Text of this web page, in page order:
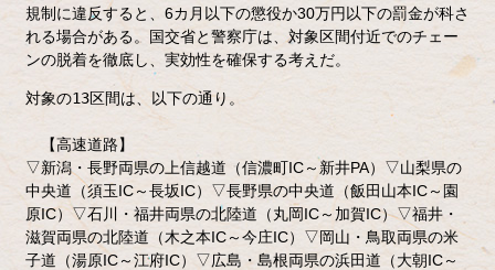
規制に違反すると、6カ月以下の懲役か30万円以下の罰金が科さ
れる場合がある。国交省と警察庁は、対象区間付近でのチェー
ンの脱着を徹底し、実効性を確保する考えだ。
対象の13区間は、以下の通り。
【高速道路】
▽新潟・長野両県の上信越道（信濃町IC～新井PA）▽山梨県の
中央道（須玉IC～長坂IC）▽長野県の中央道（飯田山本IC～園
原IC）▽石川・福井両県の北陸道（丸岡IC～加賀IC）▽福井・
滋賀両県の北陸道（木之本IC～今庄IC）▽岡山・鳥取両県の米
子道（湯原IC～江府IC）▽広島・島根両県の浜田道（大朝IC～